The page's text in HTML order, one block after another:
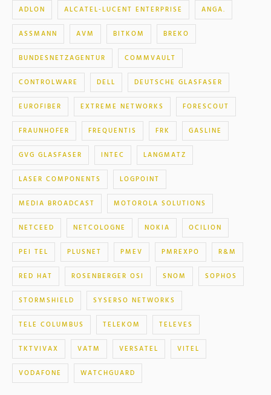
ADLON ALCATEL-LUCENT ENTERPRISE ANGA.
ASSMANN AVM BITKOM BREKO
BUNDESNETZAGENTUR COMMVAULT
CONTROLWARE DELL DEUTSCHE GLASFASER
EUROFIBER EXTREME NETWORKS FORESCOUT
FRAUNHOFER FREQUENTIS FRK GASLINE
GVG GLASFASER INTEC LANGMATZ
LASER COMPONENTS LOGPOINT
MEDIA BROADCAST MOTOROLA SOLUTIONS
NETCEED NETCOLOGNE NOKIA OCILION
PEI TEL PLUSNET PMEV PMREXPO R&M
RED HAT ROSENBERGER OSI SNOM SOPHOS
STORMSHIELD SYSERSO NETWORKS
TELE COLUMBUS TELEKOM TELEVES
TKTVIVAX VATM VERSATEL VITEL
VODAFONE WATCHGUARD